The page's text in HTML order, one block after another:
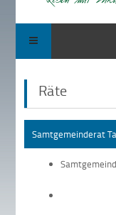
Räte
Samtgemeinderat